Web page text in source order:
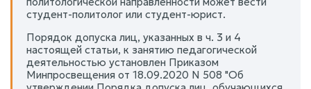
студент-политолог или студент-юрист.
Порядок допуска лиц, указанных в ч. 3 и 4
настоящей статьи, к занятию педагогической
деятельностью установлен Приказом
Минпросвещения от 18.09.2020 N 508 "Об